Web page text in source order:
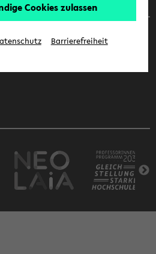
Cookies zulassen
Barrierefreiheit